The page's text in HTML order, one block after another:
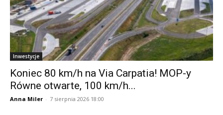
Inwestycje
Koniec 80 km/h na Via Carpatia! MOP-y
Równe otwarte, 100 km/h...
Anna Miler - 7 sierpnia 2026 18:00